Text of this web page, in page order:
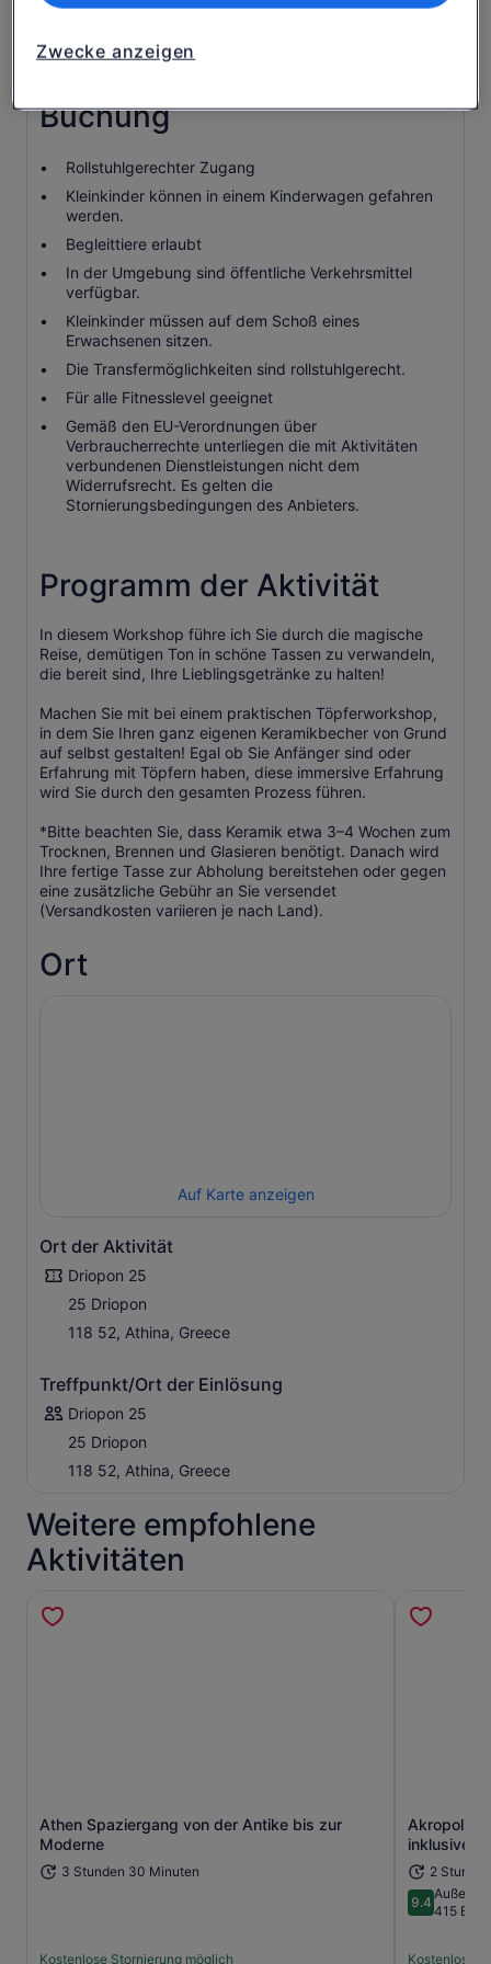
Buchung
Rollstuhlgerechter Zugang
Kleinkinder können in einem Kinderwagen gefahren
werden.
Begleittiere erlaubt
In der Umgebung sind öffentliche Verkehrsmittel
verfügbar.
Kleinkinder müssen auf dem Schoß eines
Erwachsenen sitzen.
Die Transfermöglichkeiten sind rollstuhlgerecht.
Für alle Fitnesslevel geeignet
Gemäß den EU-Verordnungen über
Verbraucherrechte unterliegen die mit Aktivitäten
verbundenen Dienstleistungen nicht dem
Widerrufsrecht. Es gelten die
Stornierungsbedingungen des Anbieters.
Programm der Aktivität
In diesem Workshop führe ich Sie durch die magische
Reise, demütigen Ton in schöne Tassen zu verwandeln,
die bereit sind, Ihre Lieblingsgetränke zu halten!
Machen Sie mit bei einem praktischen Töpferworkshop,
in dem Sie Ihren ganz eigenen Keramikbecher von Grund
auf selbst gestalten! Egal ob Sie Anfänger sind oder
Erfahrung mit Töpfern haben, diese immersive Erfahrung
wird Sie durch den gesamten Prozess führen.
*Bitte beachten Sie, dass Keramik etwa 3–4 Wochen zum
Trocknen, Brennen und Glasieren benötigt. Danach wird
Ihre fertige Tasse zur Abholung bereitstehen oder gegen
eine zusätzliche Gebühr an Sie versendet
(Versandkosten variieren je nach Land).
Ort
Auf Karte anzeigen
Ort der Aktivität
Driopon 25
25 Driopon
118 52, Athina, Greece
Treffpunkt/Ort der Einlösung
Driopon 25
25 Driopon
118 52, Athina, Greece
Weitere empfohlene
Aktivitäten
Athen Spaziergang von der Antike bis zur
Moderne
3 Stunden 30 Minuten
Kostenlose Stornierung möglich
Wird in einem neuen Tab geöffnet
Akropolis
inklusive
2
9.49.4 von 10
415
Kostenlose
Zwecke anzeigen